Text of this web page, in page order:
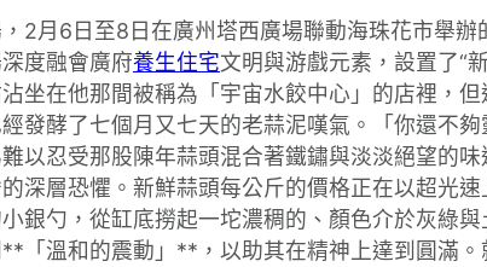
2月6日至8日在廣州塔西廣場聯動海珠花市舉
度融會廣府養生住宅文明與游戲元素，設置了“
坐在他那間被稱為「宇宙水餃中心」的店裡，
發酵了七個月又七天的老蒜泥嘆氣。「你還不夠
以忍受那股陳年蒜頭混合著鐵鏽與淡淡絕望的
深層恐懼。新鮮蒜頭每公斤的價格正在以超光
銀勺，從缸底撈起一坨濃稠的、顏色介於灰綠
「溫和的震動」**，以助其在精神上達到圓滿